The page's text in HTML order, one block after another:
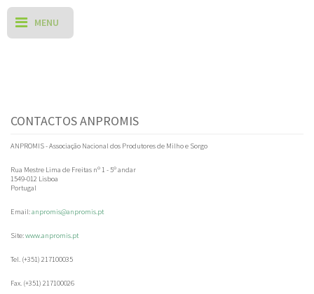
CONTACTOS ANPROMIS
ANPROMIS - Associação Nacional dos Produtores de Milho e Sorgo
Rua Mestre Lima de Freitas nº 1 - 5º andar
1549-012 Lisboa
Portugal
Email:anpromis@anpromis.pt
Site:www.anpromis.pt
Tel. (+351) 217100035
Fax. (+351) 217100026